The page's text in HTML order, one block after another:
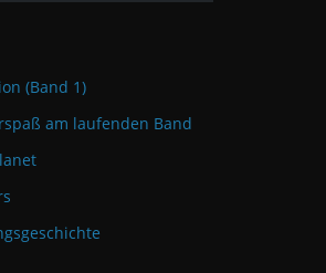
(Band 1)
am laufenden Band